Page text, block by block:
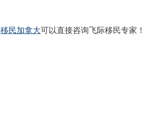
移民加拿大可以直接咨询飞际移民专家！